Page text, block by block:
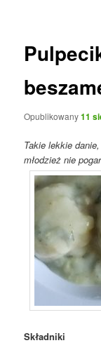
Opublikowany11
Takie lekkie
młodzież nie
Składniki